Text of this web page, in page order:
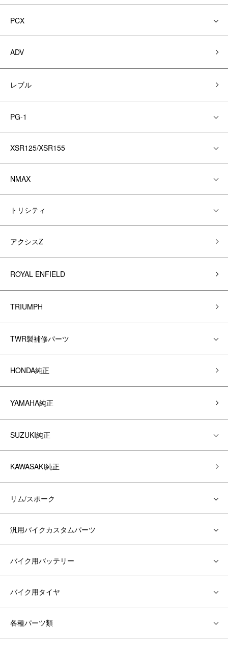
PCX
ADV
レブル
PG-1
XSR125/XSR155
NMAX
トリシティ
アクシスZ
ROYAL ENFIELD
TRIUMPH
TWR製補修パーツ
HONDA純正
YAMAHA純正
SUZUKI純正
KAWASAKI純正
リム/スポーク
汎用バイクカスタムパーツ
バイク用バッテリー
バイク用タイヤ
各種パーツ類